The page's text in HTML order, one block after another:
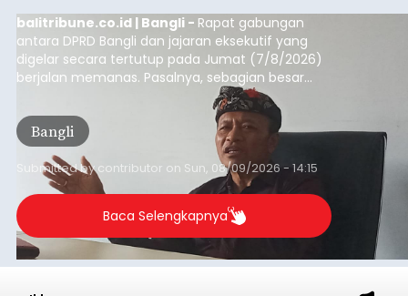
balitribune.co.id | Bangli - Rapat gabungan
antara DPRD Bangli dan jajaran eksekutif yang
digelar secara tertutup pada Jumat (7/8/2026)
berjalan memanas. Pasalnya, sebagian besar
dana hibah yang bersumber dari pokok-pokok
pikiran (pokok-pokok pikiran/pokir) dewan hasil
penjaringan aspirasi masyarakat saat reses tak
kunjung cair.
Bangli
Submitted bycontributor on Sun, 08/09/2026 - 14:15
Baca Selengkapnya